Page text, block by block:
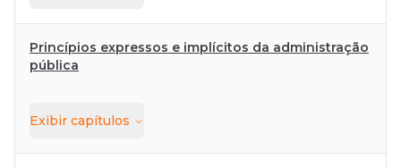
Princípios expressos e implícitos da administração
pública
Exibir capítulos